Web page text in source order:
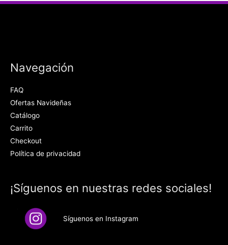
Navegación
FAQ
Ofertas Navideñas
Catálogo
Carrito
Checkout
Política de privacidad
¡Síguenos en nuestras redes sociales!
Síguenos en Instagram